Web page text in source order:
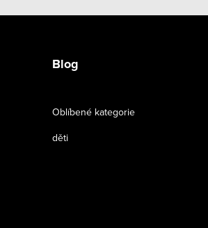
Blog
Oblíbené kategorie
děti